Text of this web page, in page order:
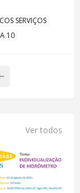
SERVIÇOS
10
Ver todos